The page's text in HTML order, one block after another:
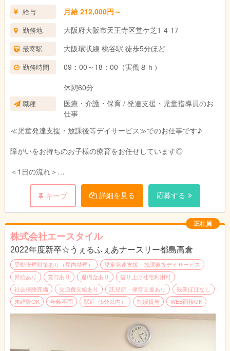
給与 月給 212,000円～
勤務地 大阪府大阪市天王寺区堂ケ芝1-4-17
最寄駅 大阪環状線 桃谷駅 徒歩5分ほど
勤務時間
09：00～18：00（実働８ｈ）
休憩60分
職種
医療・介護・保育 / 発達支援・児童指導員のお
仕事
≪児童発達支援・放課後等デイサービス≫でのお仕事です♪
障がいをお持ちのお子様の療育をお任せしています◎
＜1日の流れ＞
午前中はお子様のご自宅にお迎えに行きます♪
運転できるスタッフと指導員が2人一組で送迎していますので安
心してくださいね♪
施設内では、午後からのレクリエーションや工作、学習プリント
の準備などを行います。
午後からは学校へ通っているお子様のお迎えに行きます♪
施設に着いた子からおやつを食べていただいたり、宿題を行いま
す。
お子さまの苦手なことをサポートしてくださいね☆
また体を動かしたり、工作などのあそびで、様々な面からお子様
にアプローチしていただきます♪
一緒に楽しく遊びながら、成長をサポートしてくださいね☆
夕方からはお子様をご自宅までお送りします♪
事務作業などを済ませて一日が終了です◎
キープ 詳細を見る 応募する
正社員
株式会社エースタイル
2022年度新卒☆うぇるふぇあナースリー都島高倉
受動喫煙対策あり（屋内禁煙）
児童発達支援・放課後等デイサービス
昇給あり
賞与あり 退職金あり
借り上げ社宅利用可
社会保険完備
交通費支給あり 託児所・保育支援あり
残業ほぼなし
未経験OK
年齢不問 駅近（5分以内） 制服貸与 WEB面接OK